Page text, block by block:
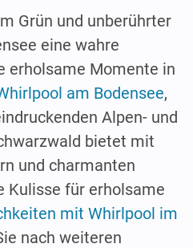
Grün und unberührter
eine wahre
erholsame Momente in
am Bodensee,
Alpen- und
bietet mit
und charmanten
Kulisse für erholsame
mit Whirlpool im
nach weiteren